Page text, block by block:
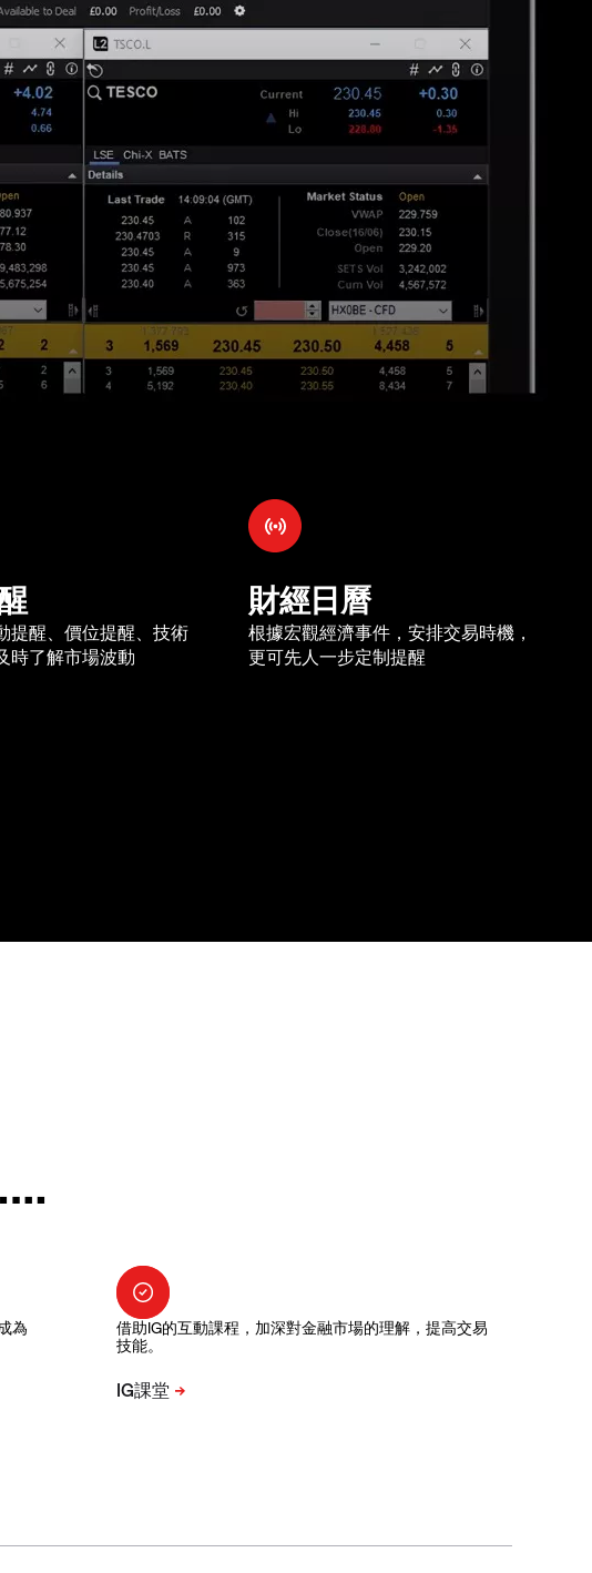
提醒、價位提醒、技術
時了解市場波動
財經日曆
根據宏觀經濟事件，安排交易時機，
更可先人一步定制提醒
為
借助IG的互動課程，加深對金融市場的理解，提高交易
技能。